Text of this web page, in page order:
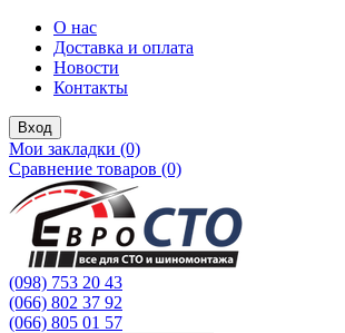
О нас
Доставка и оплата
Новости
Контакты
Вход
Мои закладки (0)
Сравнение товаров (0)
(098) 753 20 43
(066) 802 37 92
(066) 805 01 57